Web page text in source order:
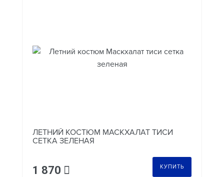
ЛЕТНИЙ КОСТЮМ МАСКХАЛАТ ТИСИ
СЕТКА ЗЕЛЕНАЯ
1 870 КУПИТЬ